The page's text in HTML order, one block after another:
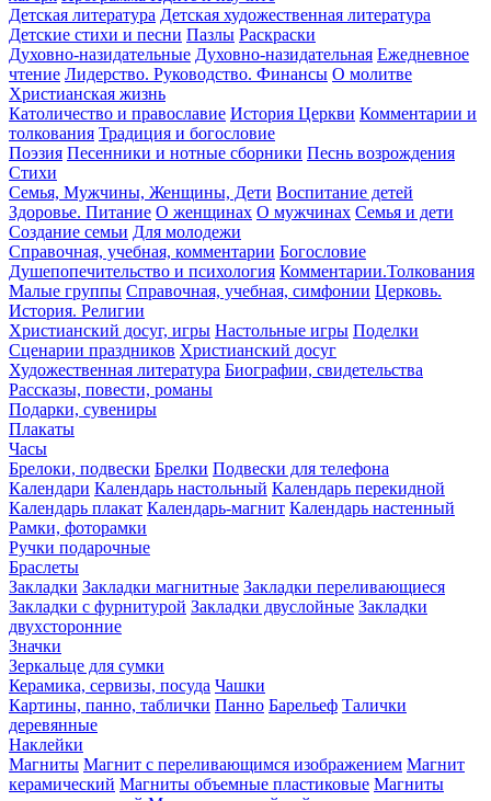
Детская литература Детская художественная литература
Детские стихи и песни Пазлы Раскраски
Духовно-назидательные Духовно-назидательная Ежедневное
чтение Лидерство. Руководство. Финансы О молитве
Христианская жизнь
Католичество и православие История Церкви Комментарии и
толкования Традиция и богословие
Поэзия Песенники и нотные сборники Песнь возрождения
Стихи
Семья, Мужчины, Женщины, Дети Воспитание детей
Здоровье. Питание О женщинах О мужчинах Семья и дети
Создание семьи Для молодежи
Справочная, учебная, комментарии Богословие
Душепопечительство и психология Комментарии.Толкования
Малые группы Справочная, учебная, симфонии Церковь.
История. Религии
Христианский досуг, игры Настольные игры Поделки
Сценарии праздников Христианский досуг
Художественная литература Биографии, свидетельства
Рассказы, повести, романы
Подарки, сувениры
Плакаты
Часы
Брелоки, подвески Брелки Подвески для телефона
Календари Календарь настольный Календарь перекидной
Календарь плакат Календарь-магнит Календарь настенный
Рамки, фоторамки
Ручки подарочные
Браслеты
Закладки Закладки магнитные Закладки переливающиеся
Закладки с фурнитурой Закладки двуслойные Закладки
двухсторонние
Значки
Зеркальце для сумки
Керамика, сервизы, посуда Чашки
Картины, панно, таблички Панно Барельеф Талички
деревянные
Наклейки
Магниты Магнит с переливающимся изображением Магнит
керамический Магниты объемные пластиковые Магниты